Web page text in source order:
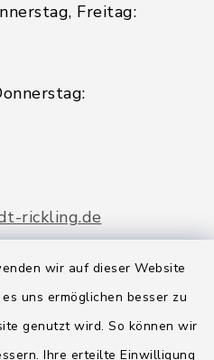
wir auf dieser Website
uns ermöglichen besser zu
genutzt wird. So können wir
Ihre erteilte Einwilligung
Freitag:
rickling.de